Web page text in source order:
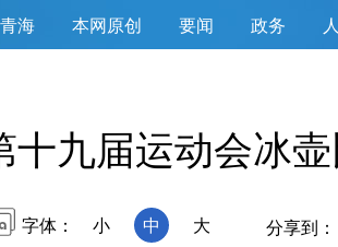
海 本网原创 要闻 政务
十九届运动会冰
字体： 小 中 大 分享到：